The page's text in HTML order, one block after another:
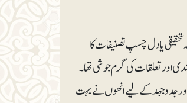
تحقیقی یا دل چسپ تصنیفات کا
اور تعلقات کی گرم جوشی تھا۔
جدوجہد کے لیے انھوں نے بہت